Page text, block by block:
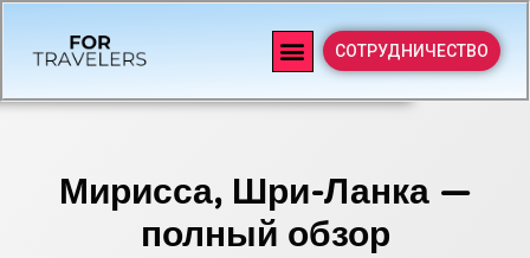
СОТРУДНИЧЕСТВО
Мирисса, Шри-Ланка —
полный обзор